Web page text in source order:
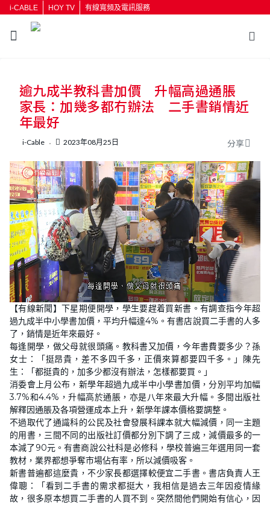
i-CABLE HOY TV 有線寬頻及電訊服務
按輸入鍵開始搜尋
逾九成半教科書加價 升幅高過通脹
家長：加幾多都冇辦法 二手書銷情近
年最好
i-Cable 2023年08月25日 分享
U
n
m
u
t
e
L
o
a
d
e
d
:
2
3
.
2
8
%
【有線新聞】下星期便開學，學生要趕着買新書。有調查指今年超
過九成半中小學書加價，平均升幅達4%。有書店說買二手書的人多
了，銷情是近年來最好。
每逢開學，做父母就很頭痛。教科書又加價，今年書費要多少？孫
女士：「挺昂貴，差不多四千多，正價來算都要四千多。」陳先
生：「都挺貴的，加多少都沒有辦法，怎樣都要買。」
消委會上月公布，新學年超過九成半中小學書加價，分別平均加幅
3.7%和4.4%，升幅高於通脹，亦是八年來最大升幅。多間出版社
解釋因通脹及各項營運成本上升，新學年課本價格要調整。
不過取代了通識科的公民及社會發展科課本就大幅減價，同一主題
的用書，三間不同的出版社訂價都分別下調了三成，減價最多的一
本減了90元。有書商說公社科是必修科，學校普遍三年選用同一套
教材，業界都想爭奪市場佔有率，所以減價吸客。
新書普遍都這麼貴，不少家長都選擇較便宜二手書。書店負責人王
偉聰：「看到二手書的需求都挺大，我相信是過去三年因疫情緣
故，很多原本想買二手書的人買不到。突然間他們開始有信心，因